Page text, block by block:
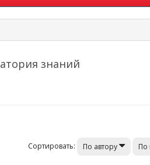
знаний
Сортировать: По автору По